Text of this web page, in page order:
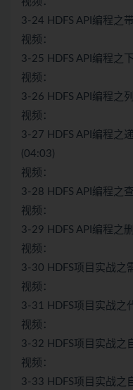
3-24 HDFS API编程之
视频：
3-25 HDFS API编程之
视频：
3-26 HDFS API编程之
视频：
3-27 HDFS API编程之
(04:03)
视频：
3-28 HDFS API编程之
视频：
3-29 HDFS API编程之
视频：
3-30 HDFS项目实战之
视频：
3-31 HDFS项目实战之
视频：
3-32 HDFS项目实战之
视频：
3-33 HDFS项目实战之